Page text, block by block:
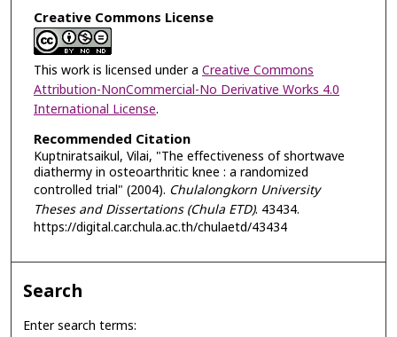
Creative Commons License
This work is licensed under a Creative Commons
Attribution-NonCommercial-No Derivative Works 4.0
International License.
Recommended Citation
Kuptniratsaikul, Vilai, "The effectiveness of shortwave
diathermy in osteoarthritic knee : a randomized
controlled trial" (2004). Chulalongkorn University
Theses and Dissertations (Chula ETD). 43434.
https://digital.car.chula.ac.th/chulaetd/43434
Search
Enter search terms: